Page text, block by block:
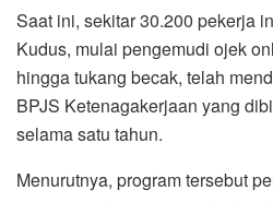
Saat ini, sekitar 30.200 pekerja
Kudus, mulai pengemudi ojek
hingga tukang becak, telah
BPJS Ketenagakerjaan yang
selama satu tahun.
Menurutnya, program tersebut